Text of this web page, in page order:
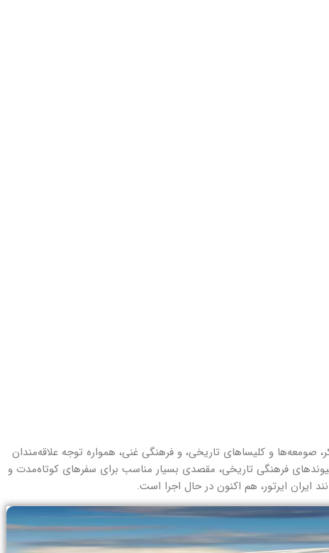
و کلیساهای تاریخی، و فرهنگی غنی، همواره توجه علاقه‌مندان
فرهنگی تاریخی، مقصدی بسیار مناسب برای سفرهای کوتاه‌مدت و
ایران ایرتور، هم اکنون در حال اجرا است.